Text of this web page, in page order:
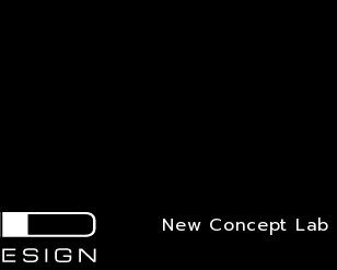
New Concept Lab